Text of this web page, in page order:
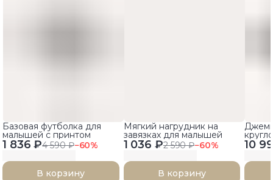
1 836 ₽4 590 ₽−60%
Базовая футболка для
малышей с принтом
В корзину
1 036 ₽2 590 ₽−60%
Мягкий нагрудник на
завязках для малышей
В корзину
10